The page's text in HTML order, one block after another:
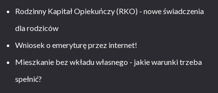
Rodzinny Kapitał Opiekuńczy (RKO) - nowe świadczenia
dla rodziców
Wniosek o emeryturę przez internet!
Mieszkanie bez wkładu własnego - jakie warunki trzeba
spełnić?